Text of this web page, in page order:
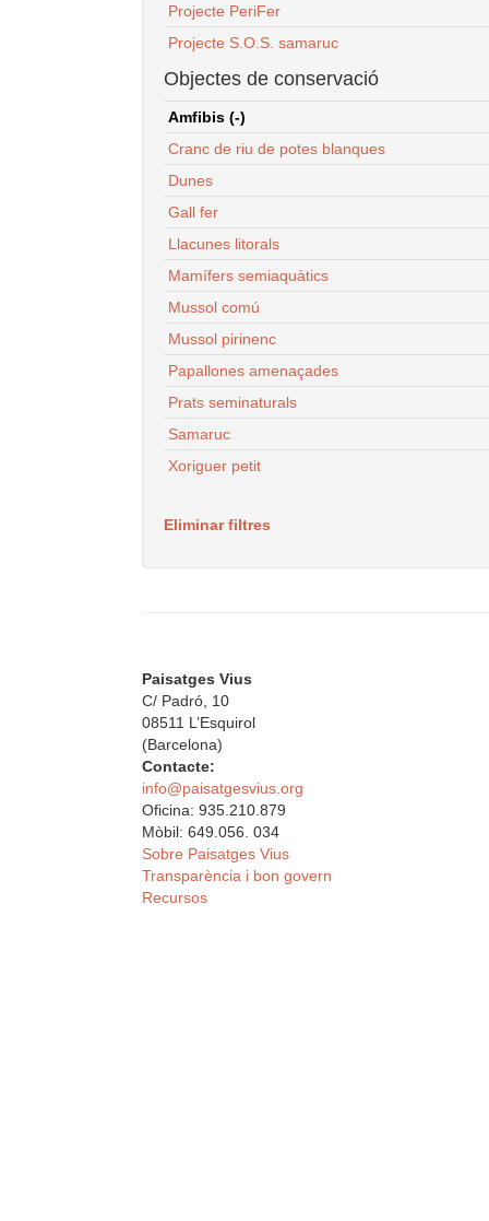
Projecte PeriFer
Projecte S.O.S. samaruc
Objectes de conservació
Amfibis (-)
Cranc de riu de potes blanques
Dunes
Gall fer
Llacunes litorals
Mamífers semiaquàtics
Mussol comú
Mussol pirinenc
Papallones amenaçades
Prats seminaturals
Samaruc
Xoriguer petit
Eliminar filtres
Paisatges Vius
C/ Padró, 10
08511 L’Esquirol
(Barcelona)
Contacte:
info@paisatgesvius.org
Oficina: 935.210.879
Mòbil: 649.056. 034
Sobre Paisatges Vius
Transparència i bon govern
Recursos